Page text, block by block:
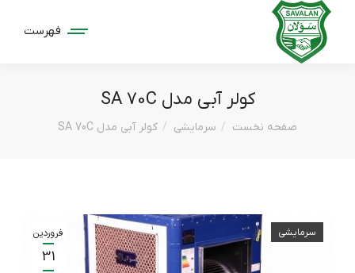
فهرست
کولر آبی مدل SA 70C
مکان شما:
صفحه نخست سرمایشی کولر آبی مدل SA 70C
فروردین
31
سرمایشی